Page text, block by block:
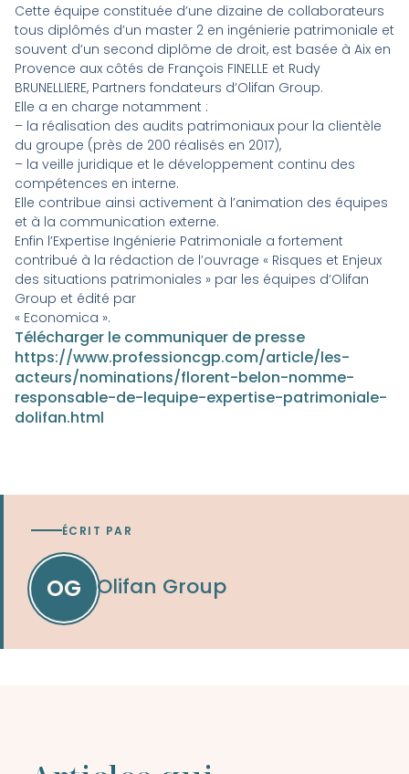
Cette équipe constituée d’une dizaine de collaborateurs
tous diplômés d’un master 2 en ingénierie patrimoniale et
souvent d’un second diplôme de droit, est basée à Aix en
Provence aux côtés de François FINELLE et Rudy
BRUNELLIERE, Partners fondateurs d’Olifan Group.
Elle a en charge notamment :
– la réalisation des audits patrimoniaux pour la clientèle
du groupe (près de 200 réalisés en 2017),
– la veille juridique et le développement continu des
compétences en interne.
Elle contribue ainsi activement à l’animation des équipes
et à la communication externe.
Enfin l’Expertise Ingénierie Patrimoniale a fortement
contribué à la rédaction de l’ouvrage « Risques et Enjeux
des situations patrimoniales » par les équipes d’Olifan
Group et édité par
« Economica ».
Télécharger le communiquer de presse
https://www.professioncgp.com/article/les-
acteurs/nominations/florent-belon-nomme-
responsable-de-lequipe-expertise-patrimoniale-
dolifan.html
ÉCRIT PAR
OG Olifan Group